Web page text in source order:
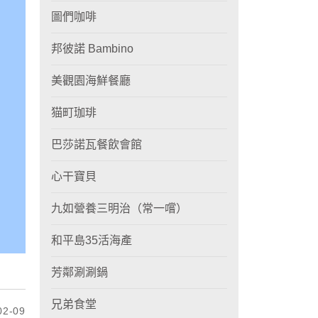
09
圖們咖啡
邦彼諾 Bambino
美觀園海鮮餐廳
猫町珈琲
巴莎諾瓦餐飲會館
心干寶貝
九如營養三明治（常一嚐）
和平島35活海產
芳鄰涮涮鍋
兄弟食堂